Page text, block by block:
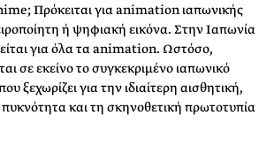
Πρόκειται για animation ιαπωνικής
ή ψηφιακή εικόνα. Στην Ιαπωνία
για όλα τα animation. Ωστόσο,
σε εκείνο το συγκεκριμένο ιαπωνικό
ξεχωρίζει για την ιδιαίτερη αισθητική,
και τη σκηνοθετική πρωτοτυπία